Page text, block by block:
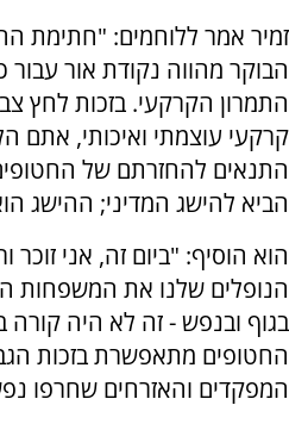
זמיר אמר ללוחמים: "חתימת
הבוקר מהווה נקודת אור עבור
התמרון הקרקעי. בזכות לחץ
קרקעי עוצמתי ואיכותי, אתם
התנאים להחזרתם של
הביא להישג המדיני; ההישג
הוא הוסיף: "ביום זה, אני זוכר
הנופלים שלנו את המשפחות
בגוף ובנפש - זה לא היה
החטופים מתאפשרת בזכות
המפקדים והאזרחים שחרפו